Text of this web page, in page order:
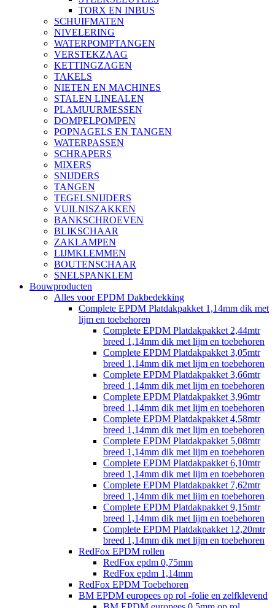
TORX EN INBUS
SCHUIFMATEN
NIVELERING
WATERPOMPTANGEN
VERSTEKZAAG
KETTINGZAGEN
TAKELS
NIETEN EN MACHINES
STALEN LINEALEN
PLAMUURMESSEN
DOMPELPOMPEN
POPNAGELS EN TANGEN
WATERPASSEN
SCHRAPERS
MIXERS
SNIJDERS
TANGEN
TEGELSNIJDERS
VUILNISZAKKEN
BANKSCHROEVEN
BLIKSCHAAR
ZAKLAMPEN
LIJMKLEMMEN
BOUTENSCHAAR
SNELSPANKLEM
Bouwproducten
Alles voor EPDM Dakbedekking
Complete EPDM Platdakpakket 1,14mm dik met
lijm en toebehoren
Complete EPDM Platdakpakket 2,44mtr
breed 1,14mm dik met lijm en toebehoren
Complete EPDM Platdakpakket 3,05mtr
breed 1,14mm dik met lijm en toebehoren
Complete EPDM Platdakpakket 3,66mtr
breed 1,14mm dik met lijm en toebehoren
Complete EPDM Platdakpakket 3,96mtr
breed 1,14mm dik met lijm en toebehoren
Complete EPDM Platdakpakket 4,58mtr
breed 1,14mm dik met lijm en toebehoren
Complete EPDM Platdakpakket 5,08mtr
breed 1,14mm dik met lijm en toebehoren
Complete EPDM Platdakpakket 6,10mtr
breed 1,14mm dik met lijm en toebehoren
Complete EPDM Platdakpakket 7,62mtr
breed 1,14mm dik met lijm en toebehoren
Complete EPDM Platdakpakket 9,15mtr
breed 1,14mm dik met lijm en toebehoren
Complete EPDM Platdakpakket 12,20mtr
breed 1,14mm dik met lijm en toebehoren
RedFox EPDM rollen
RedFox epdm 0,75mm
RedFox epdm 1,14mm
RedFox EPDM Toebehoren
BM EPDM europees op rol -folie en zelfklevend